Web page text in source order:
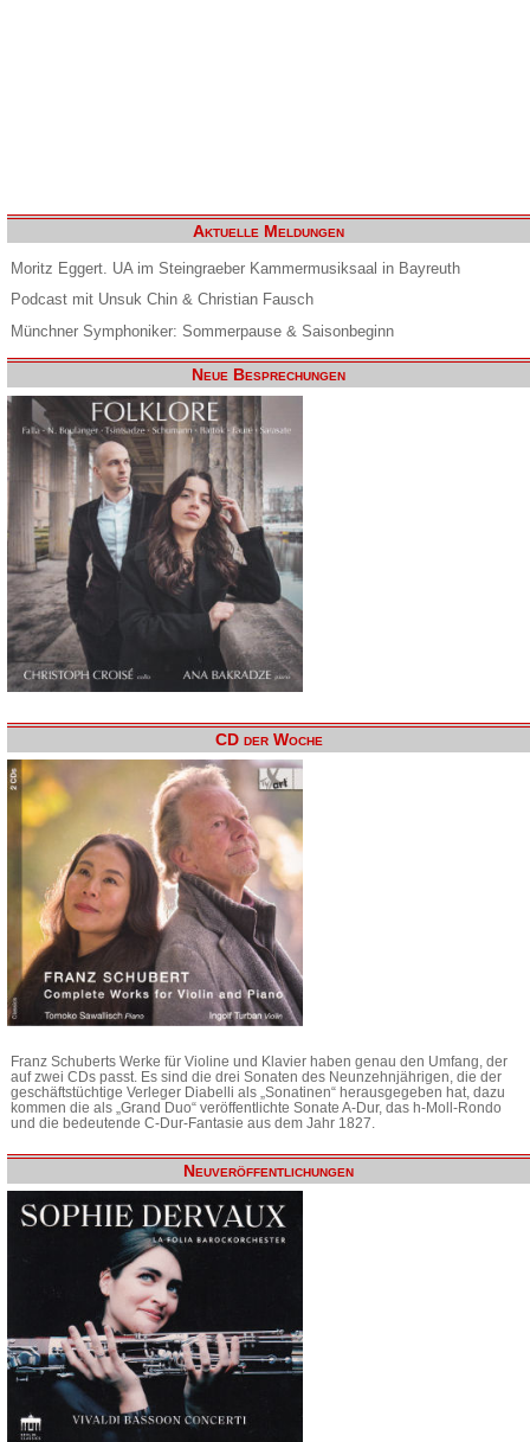
Aktuelle Meldungen
Moritz Eggert. UA im Steingraeber Kammermusiksaal in Bayreuth
Podcast mit Unsuk Chin & Christian Fausch
Münchner Symphoniker: Sommerpause & Saisonbeginn
Neue Besprechungen
CD der Woche
Franz Schuberts Werke für Violine und Klavier haben genau den Umfang, der
auf zwei CDs passt. Es sind die drei Sonaten des Neunzehnjährigen, die der
geschäftstüchtige Verleger Diabelli als „Sonatinen“ herausgegeben hat, dazu
kommen die als „Grand Duo“ veröffentlichte Sonate A-Dur, das h-Moll-Rondo
und die bedeutende C-Dur-Fantasie aus dem Jahr 1827.
Neuveröffentlichungen